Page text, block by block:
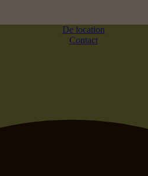
De location
Contact